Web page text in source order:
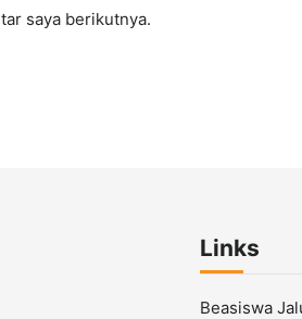
saya berikutnya.
Links
Beasiswa